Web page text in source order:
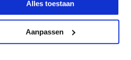
Alles toestaan
Aanpassen